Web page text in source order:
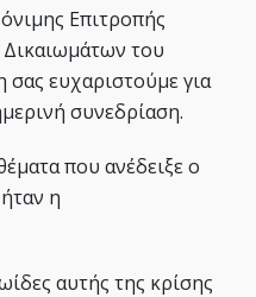
Επιτροπής
Δικαιωμάτων του
ευχαριστούμε για
συνεδρίαση.
που ανέδειξε ο
η
αυτής της κρίσης